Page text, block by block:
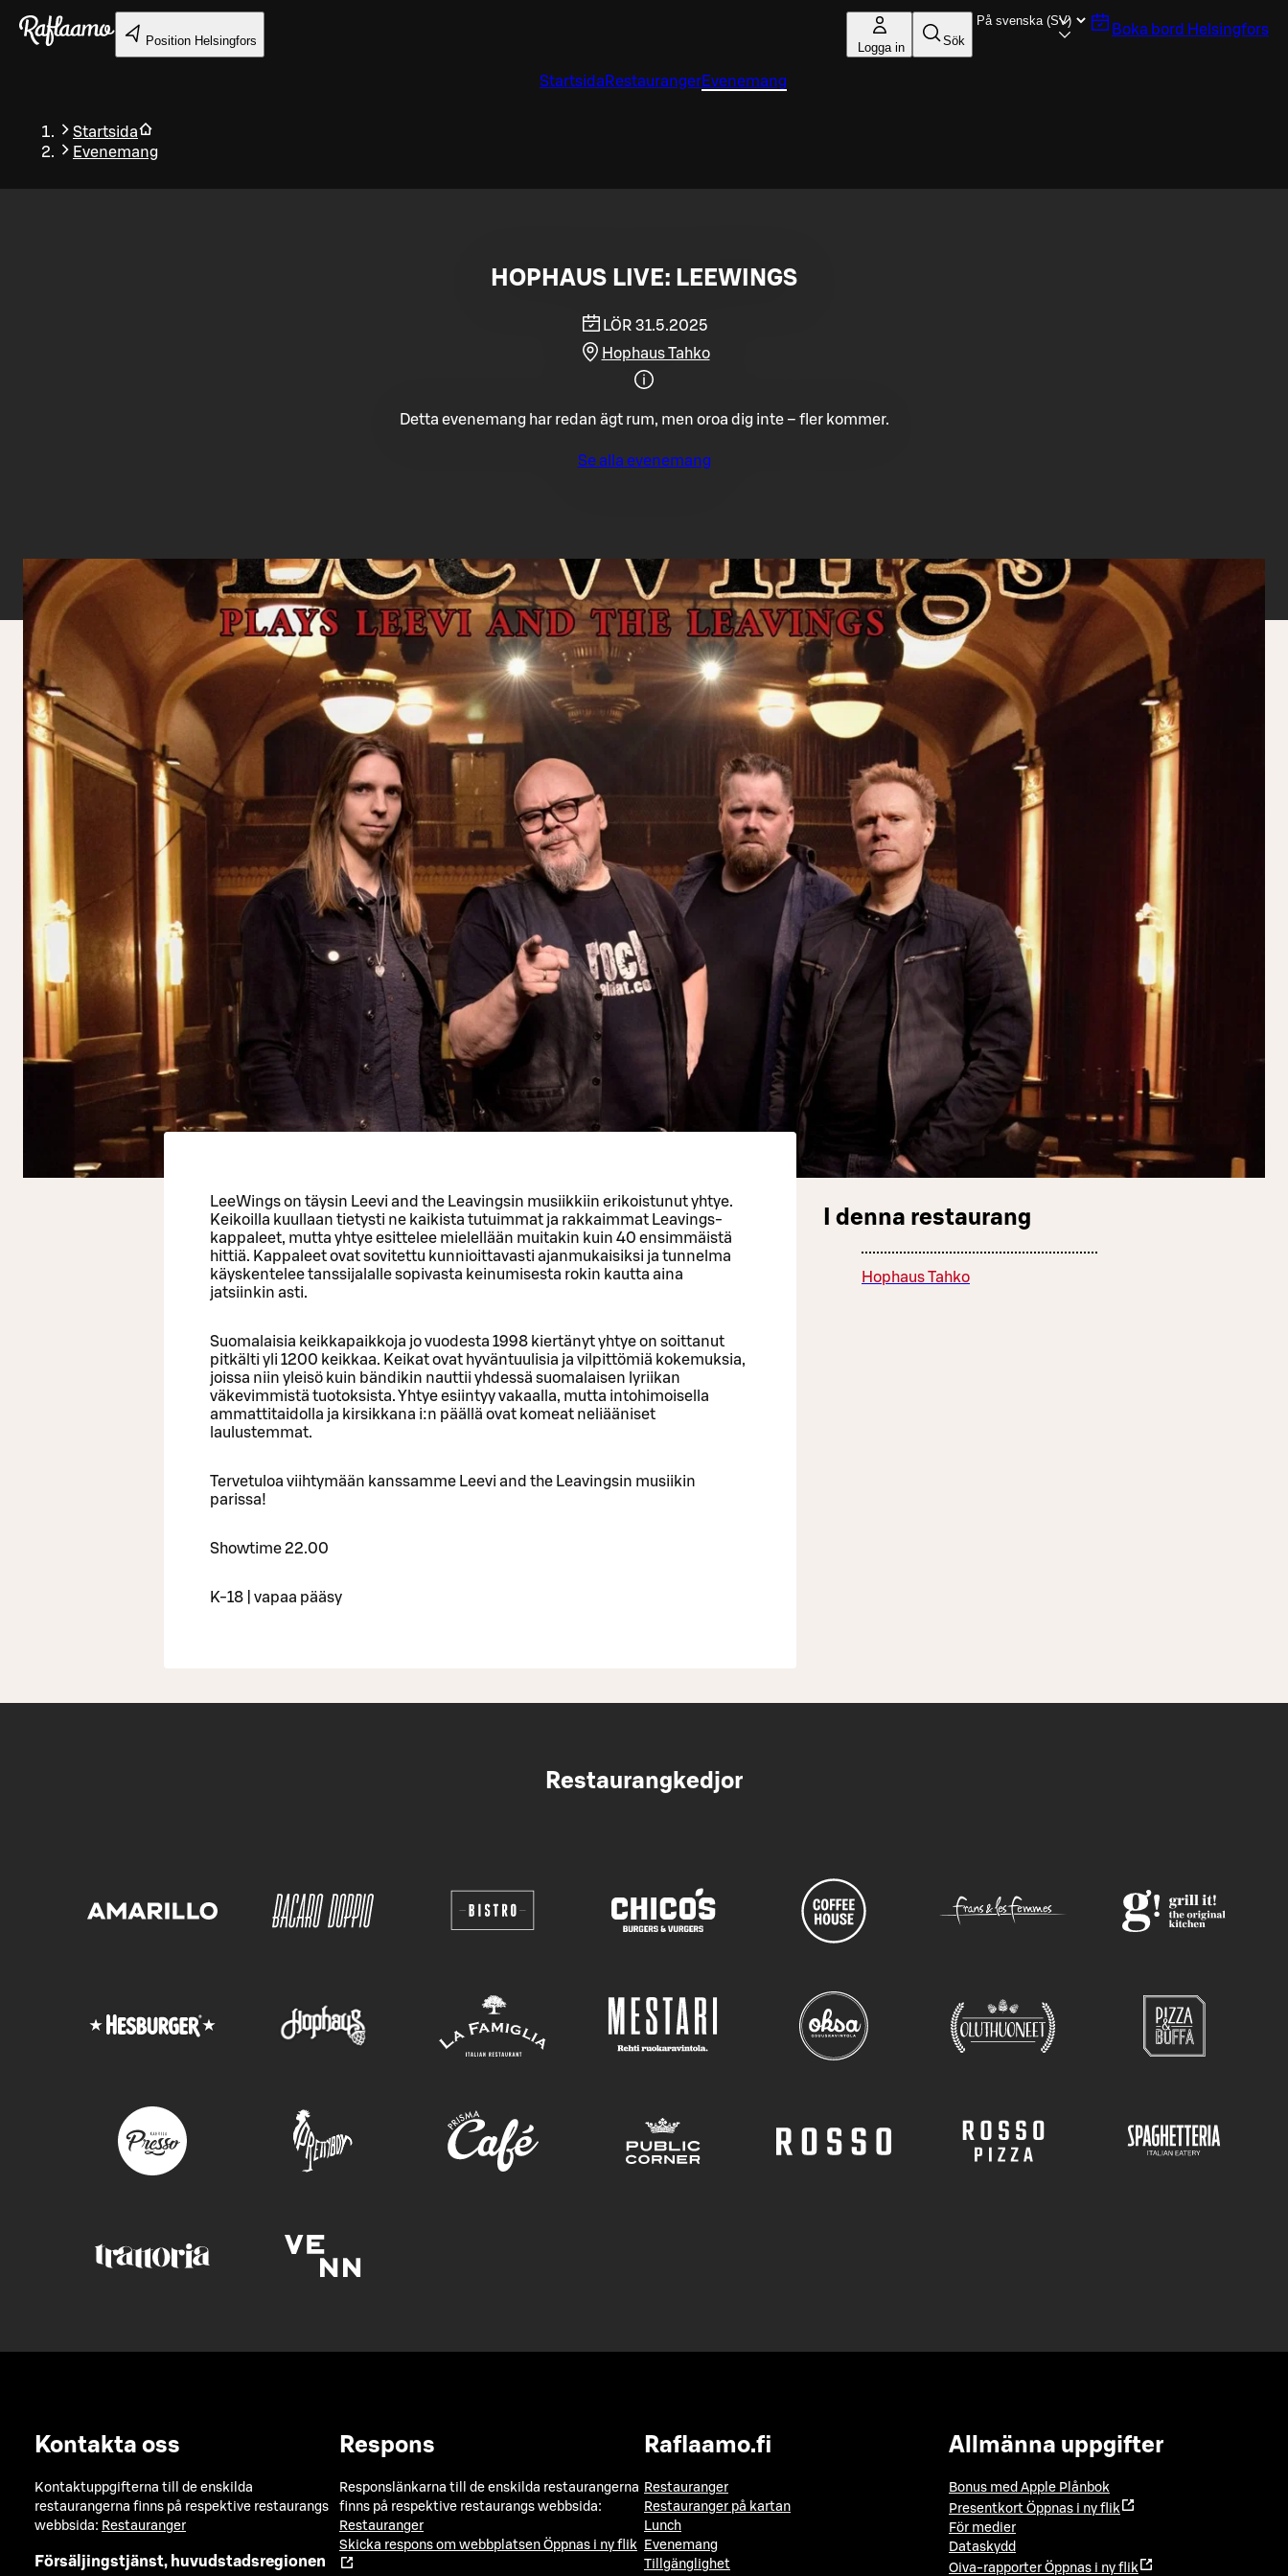
Gå till huvudinnehållet
Position Helsingfors Logga in Sök
Boka bord Helsingfors
Startsida RestaurangerEvenemang
Startsida
Evenemang
Tillbaka
HOPHAUS LIVE: LEEWINGS
LÖR 31.5.2025
Hophaus Tahko
Detta evenemang har redan ägt rum, men oroa dig inte – fler kommer.
Se alla evenemang
LeeWings on täysin Leevi and the Leavingsin musiikkiin erikoistunut yhtye.
Keikoilla kuullaan tietysti ne kaikista tutuimmat ja rakkaimmat Leavings-
kappaleet, mutta yhtye esittelee mielellään muitakin kuin 40 ensimmäistä
hittiä. Kappaleet ovat sovitettu kunnioittavasti ajanmukaisiksi ja tunnelma
käyskentelee tanssijalalle sopivasta keinumisesta rokin kautta aina
jatsiinkin asti.
Suomalaisia keikkapaikkoja jo vuodesta 1998 kiertänyt yhtye on soittanut
pitkälti yli 1200 keikkaa. Keikat ovat hyväntuulisia ja vilpittömiä kokemuksia,
joissa niin yleisö kuin bändikin nauttii yhdessä suomalaisen lyriikan
väkevimmistä tuotoksista. Yhtye esiintyy vakaalla, mutta intohimoisella
ammattitaidolla ja kirsikkana i:n päällä ovat komeat neliääniset
laulustemmat.
Tervetuloa viihtymään kanssamme Leevi and the Leavingsin musiikin
parissa!
Showtime 22.00
K-18 | vapaa pääsy
I denna restaurang
Hophaus Tahko
Restaurangkedjor
Kontakta oss
Kontaktuppgifterna till de enskilda
restaurangerna finns på respektive restaurangs
webbsida: Restauranger
Försäljingstjänst, huvudstadsregionen
Respons
Responslänkarna till de enskilda restaurangerna
finns på respektive restaurangs webbsida:
Restauranger
Skicka respons om webbplatsen Öppnas i ny flik
Raflaamo.fi
Restauranger
Restauranger på kartan
Lunch
Evenemang
Tillgänglighet
Allmänna uppgifter
Bonus med Apple Plånbok
Presentkort Öppnas i ny flik
För medier
Dataskydd
Oiva-rapporter Öppnas i ny flik